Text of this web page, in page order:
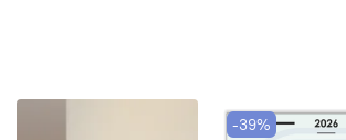
-39%